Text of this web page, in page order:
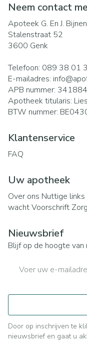
Neem contact
Apoteek G. En J.
Stalenstraat 52
3600 Genk
Telefoon: 089 38 01
E-mailadres: info@
APB nummer: 341884
Apotheek titularis:
BTW nummer:
Klantenservice
FAQ
Uw apotheek
Over ons Nuttige links
wachtVoorschrift
Nieuwsbrief
Blijf op de hoogte
Door op inschrijven te
nieuwsbrief en gaat u